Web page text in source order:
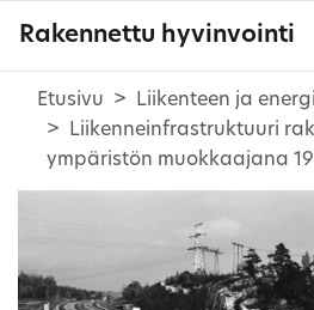
Rakennettu hyvinvointi
Etusivu
Liikenteen ja
Liikenneinfrastruktuuri
ympäristön muokkaajana